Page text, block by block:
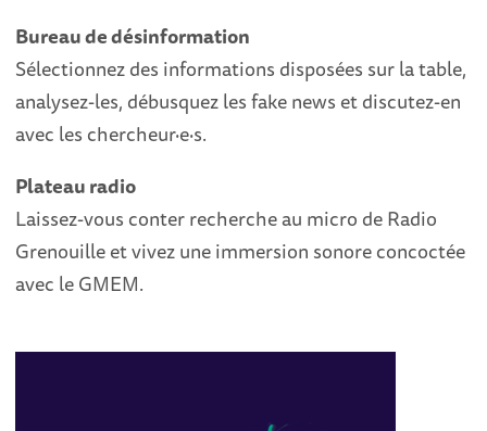
Bureau de désinformation
Sélectionnez des informations disposées sur la table,
analysez-les, débusquez les fake news et discutez-en
avec les chercheur·e·s.
Plateau radio
Laissez-vous conter recherche au micro de Radio
Grenouille et vivez une immersion sonore concoctée
avec le GMEM.